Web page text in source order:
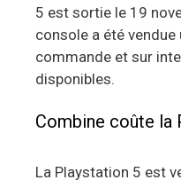
5 est sortie le 19
console a été
commande et sur
disponibles.
Combine coûte la
La Playstation 5 est